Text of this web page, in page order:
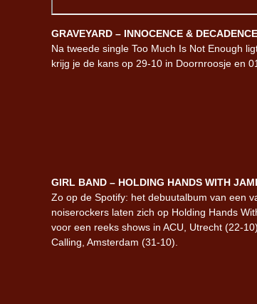
GRAVEYARD – INNOCENCE &
Na tweede single Too Much Is Not Enough
krijg je de kans op 29-10 in Doornroosje en
GIRL BAND – HOLDING HANDS WITH
Zo op de Spotify: het debuutalbum van een
noiserockers laten zich op Holding Hands
voor een reeks shows in ACU, Utrecht (22-
Calling, Amsterdam (31-10).